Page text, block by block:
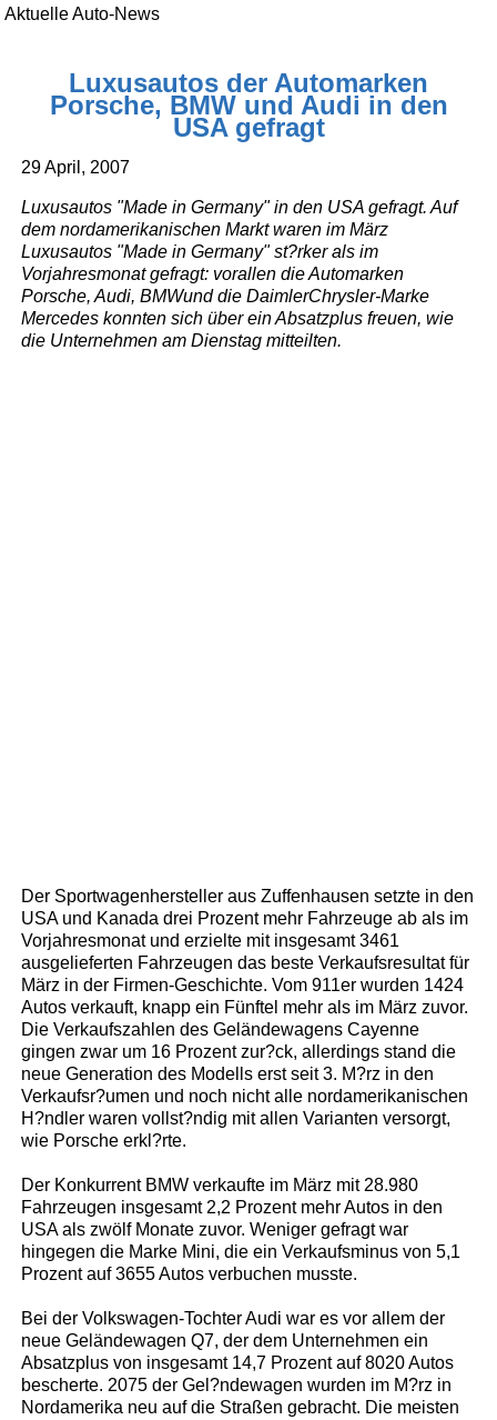
Aktuelle Auto-News
Luxusautos der Automarken
Porsche, BMW und Audi in den
USA gefragt
29 April, 2007
Luxusautos "Made in Germany" in den USA gefragt. Auf
dem nordamerikanischen Markt waren im März
Luxusautos "Made in Germany" st?rker als im
Vorjahresmonat gefragt: vorallen die Automarken
Porsche, Audi, BMWund die DaimlerChrysler-Marke
Mercedes konnten sich über ein Absatzplus freuen, wie
die Unternehmen am Dienstag mitteilten.
Der Sportwagenhersteller aus Zuffenhausen setzte in den
USA und Kanada drei Prozent mehr Fahrzeuge ab als im
Vorjahresmonat und erzielte mit insgesamt 3461
ausgelieferten Fahrzeugen das beste Verkaufsresultat für
März in der Firmen-Geschichte. Vom 911er wurden 1424
Autos verkauft, knapp ein Fünftel mehr als im März zuvor.
Die Verkaufszahlen des Geländewagens Cayenne
gingen zwar um 16 Prozent zur?ck, allerdings stand die
neue Generation des Modells erst seit 3. M?rz in den
Verkaufsr?umen und noch nicht alle nordamerikanischen
H?ndler waren vollst?ndig mit allen Varianten versorgt,
wie Porsche erkl?rte.
Der Konkurrent BMW verkaufte im März mit 28.980
Fahrzeugen insgesamt 2,2 Prozent mehr Autos in den
USA als zwölf Monate zuvor. Weniger gefragt war
hingegen die Marke Mini, die ein Verkaufsminus von 5,1
Prozent auf 3655 Autos verbuchen musste.
Bei der Volkswagen-Tochter Audi war es vor allem der
neue Geländewagen Q7, der dem Unternehmen ein
Absatzplus von insgesamt 14,7 Prozent auf 8020 Autos
bescherte. 2075 der Gel?ndewagen wurden im M?rz in
Nordamerika neu auf die Straßen gebracht. Die meisten